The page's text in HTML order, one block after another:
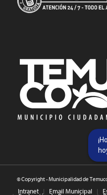
© Copyright - Municipalidad de Temuco
Intranet Email Municipal